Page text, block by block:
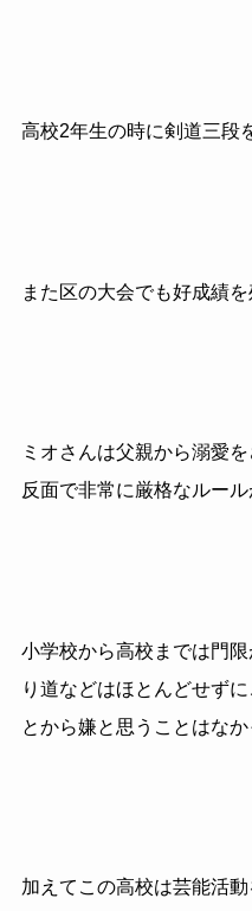
高校2年生の時に剣道三段
また区の大会でも好成績を
ミオさんは父親から溺愛
反面で非常に厳格なルー
小学校から高校までは門
り道などはほとんどせず
とから嫌と思うことはなか
加えてこの高校は芸能活